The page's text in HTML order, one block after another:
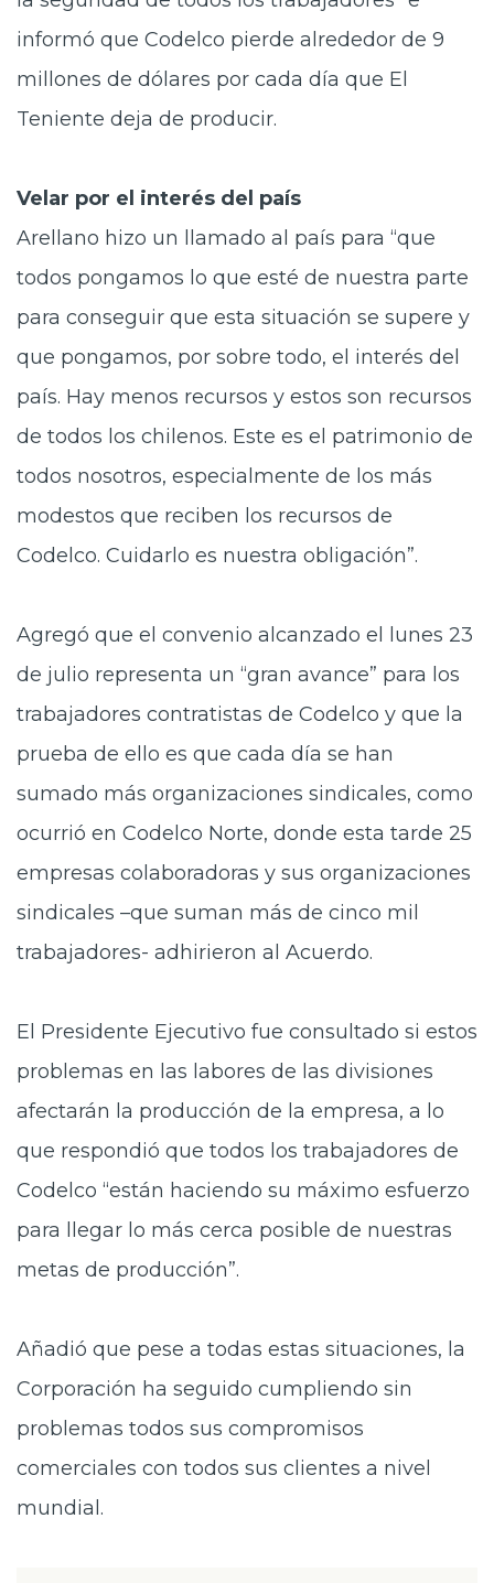
informó que Codelco pierde alrededor de 9
millones de dólares por cada día que El
Teniente deja de producir.
Velar por el interés del país
Arellano hizo un llamado al país para “que
todos pongamos lo que esté de nuestra parte
para conseguir que esta situación se supere y
que pongamos, por sobre todo, el interés del
país. Hay menos recursos y estos son recursos
de todos los chilenos. Este es el patrimonio de
todos nosotros, especialmente de los más
modestos que reciben los recursos de
Codelco. Cuidarlo es nuestra obligación”.
Agregó que el convenio alcanzado el lunes 23
de julio representa un “gran avance” para los
trabajadores contratistas de Codelco y que la
prueba de ello es que cada día se han
sumado más organizaciones sindicales, como
ocurrió en Codelco Norte, donde esta tarde 25
empresas colaboradoras y sus organizaciones
sindicales –que suman más de cinco mil
trabajadores- adhirieron al Acuerdo.
El Presidente Ejecutivo fue consultado si estos
problemas en las labores de las divisiones
afectarán la producción de la empresa, a lo
que respondió que todos los trabajadores de
Codelco “están haciendo su máximo esfuerzo
para llegar lo más cerca posible de nuestras
metas de producción”.
Añadió que pese a todas estas situaciones, la
Corporación ha seguido cumpliendo sin
problemas todos sus compromisos
comerciales con todos sus clientes a nivel
mundial.